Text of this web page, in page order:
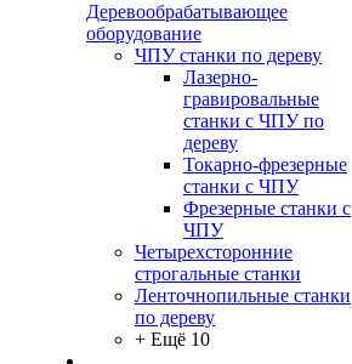
Деревообрабатывающее
оборудование
ЧПУ станки по дереву
Лазерно-
гравировальные
станки с ЧПУ по
дереву
Токарно-фрезерные
станки с ЧПУ
Фрезерные станки с
ЧПУ
Четырехсторонние
строгальные станки
Ленточнопильные станки
по дереву
+ Ещё 10